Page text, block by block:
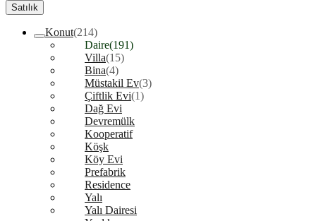
Satılık
Konut(214)
Daire(191)
Villa(15)
Bina(4)
Müstakil Ev(3)
Çiftlik Evi(1)
Dağ Evi
Devremülk
Kooperatif
Köşk
Köy Evi
Prefabrik
Residence
Yalı
Yalı Dairesi